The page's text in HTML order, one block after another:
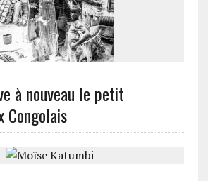
à nouveau le petit
Congolais